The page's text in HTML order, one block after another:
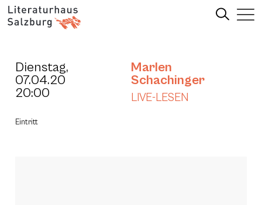
Dienstag,
07.04.20
20:00
Marlen
Schachinger
LIVE-LESEN
Eintritt